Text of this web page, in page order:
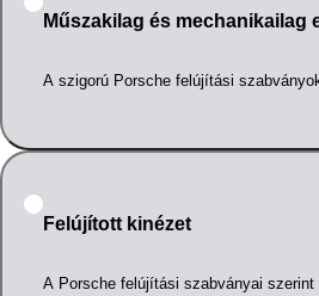
Műszakilag és mechanikailag
A szigorú Porsche felújítási
Felújított kinézet
A Porsche felújítási szabványai szerint